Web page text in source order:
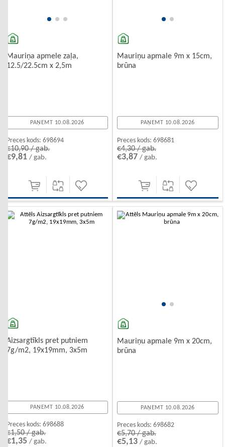
Mauriņa apmele zaļa,
12.5/22.5cm x 2,5m
PAŅEMT 10.08.2026
Preces kods: 698694
€10,90 / gab.
€9,81/ gab.
Mauriņu apmale 9m x 15cm,
brūna
PAŅEMT 10.08.2026
Preces kods: 698681
€4,30 / gab.
€3,87 / gab.
Aizsargtīkls pret putniem
7g/m2, 19x19mm, 3x5m
PAŅEMT 10.08.2026
Preces kods: 698688
€1,50 / gab.
€1,35/ gab.
Mauriņu apmale 9m x 20cm,
brūna
PAŅEMT 10.08.2026
Preces kods: 698682
€5,70 / gab.
€5,13 / gab.